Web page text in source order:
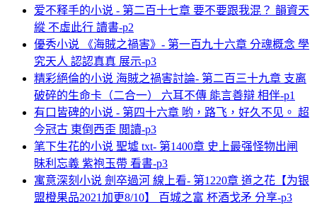
爱不释手的小说 - 第二百十七章 要不要跟我混？ 韻資天
縱 不虛此行 讀書-p2
優秀小说 《海賊之禍害》- 第一百九十六章 分魂概念 學
究天人 認認真真 展示-p3
精彩絕倫的小说 海賊之禍害討論- 第二百三十九章 支离
破碎的生命卡（二合一） 六耳不傳 能言善辯 相伴-p1
有口皆碑的小说 - 第四十六章 哟，路飞，好久不见。 超
今冠古 東倒西歪 閲讀-p3
笔下生花的小说 聖墟 txt- 第1400章 史上最强怪物出闸
昧利忘義 紫袍玉帶 看書-p3
寓意深刻小说 劍卒過河 線上看- 第1220章 道之花【为银
盟橙果品2021加更8/10】 百城之富 杯酒戈矛 分享-p3